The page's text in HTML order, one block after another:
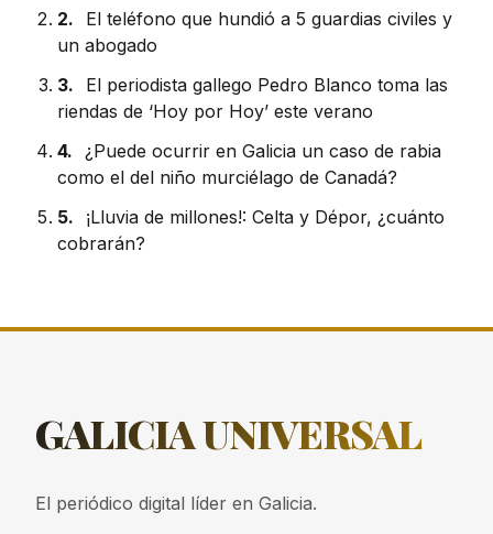
2.
El teléfono que hundió a 5 guardias civiles y
un abogado
3.
El periodista gallego Pedro Blanco toma las
riendas de ‘Hoy por Hoy’ este verano
4.
¿Puede ocurrir en Galicia un caso de rabia
como el del niño murciélago de Canadá?
5.
¡Lluvia de millones!: Celta y Dépor, ¿cuánto
cobrarán?
GALICIAUNIVERSAL
El periódico digital líder en Galicia.